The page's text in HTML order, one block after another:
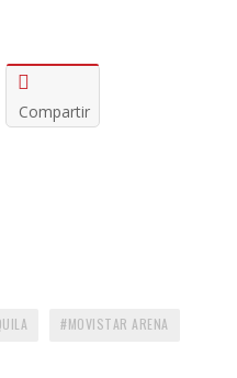
Compartir
MOVISTAR ARENA